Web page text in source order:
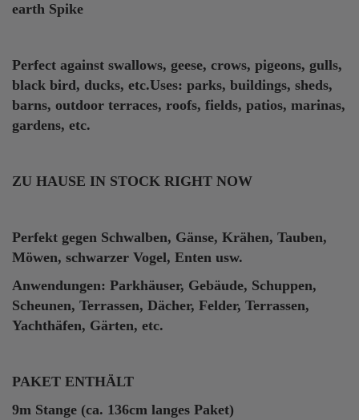
earth Spike
Perfect against swallows, geese, crows, pigeons, gulls,
black bird, ducks, etc.Uses: parks, buildings, sheds,
barns, outdoor terraces, roofs, fields, patios, marinas,
gardens, etc.
ZU HAUSE IN STOCK RIGHT NOW
Perfekt gegen Schwalben, Gänse, Krähen, Tauben,
Möwen, schwarzer Vogel, Enten usw.
Anwendungen: Parkhäuser, Gebäude, Schuppen,
Scheunen, Terrassen, Dächer, Felder, Terrassen,
Yachthäfen, Gärten, etc.
PAKET ENTHÄLT
9m Stange (ca. 136cm langes Paket)